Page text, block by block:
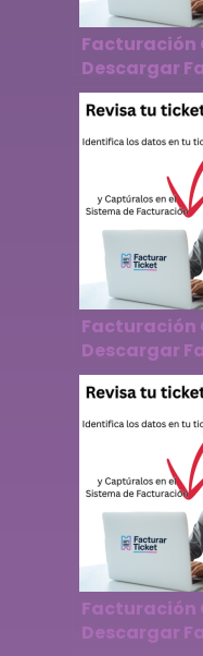
Facturación
Descargar
Facturación
Descargar
Facturación
Descargar